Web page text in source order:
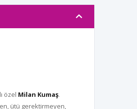
özel Milan Kumaş.
ütü gerektirmeyen,